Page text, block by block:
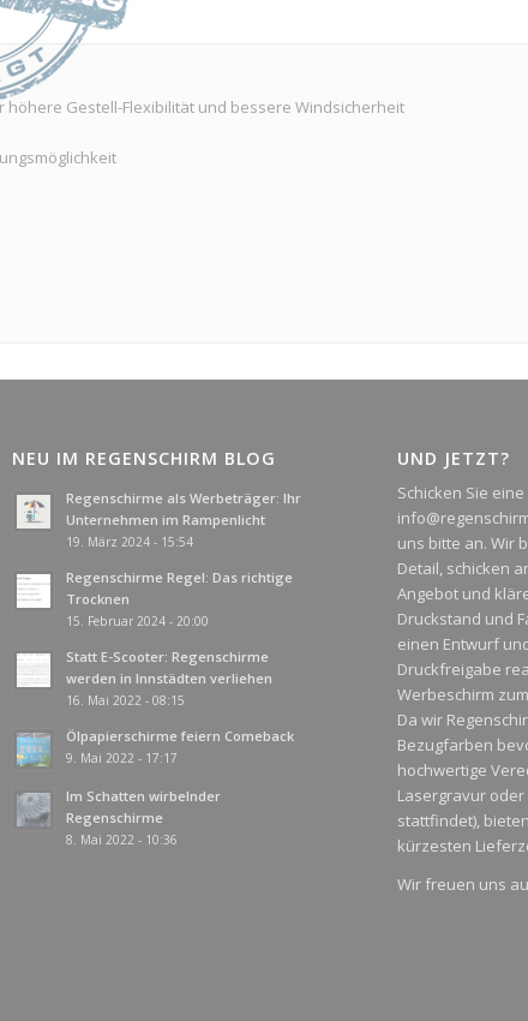
höhere Gestell-Flexibilität und bessere Windsicherheit
NEU IM REGENSCHIRM BLOG
Regenschirme als Werbeträger: Ihr
Unternehmen im Rampenlicht
19. März 2024 - 15:54
Regenschirme Regel: Das richtige
Trocknen
15. Februar 2024 - 20:00
Statt E-Scooter: Regenschirme
werden in Innstädten verliehen
16. Mai 2022 - 08:15
Ölpapierschirme feiern Comeback
9. Mai 2022 - 17:17
Im Schatten wirbelnder
Regenschirme
8. Mai 2022 - 10:36
UND JETZT?
Schicken Sie
uns bitte an. Wir
Detail, schicken
Angebot und
Druckstand und
einen Entwurf
Druckfreigabe
Werbeschirm
Da wir
Bezugfarben
hochwertige
Lasergravur
stattfindet),
kürzesten
Wir freuen uns